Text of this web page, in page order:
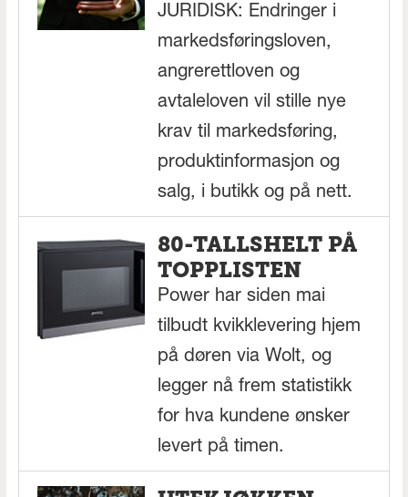
JURIDISK: Endringer i
markedsføringsloven,
angrerettloven og
avtaleloven vil stille nye
krav til markedsføring,
produktinformasjon og
salg, i butikk og på nett.
80-TALLSHELT PÅ
TOPPLISTEN
Power har siden mai
tilbudt kvikklevering hjem
på døren via Wolt, og
legger nå frem statistikk
for hva kundene ønsker
levert på timen.